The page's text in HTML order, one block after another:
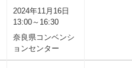
2024年11月16日
13:00～16:30
奈良県コンベンシ
ョンセンター